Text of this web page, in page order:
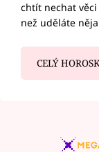
chtít nechat
než uděláte
CELÝ